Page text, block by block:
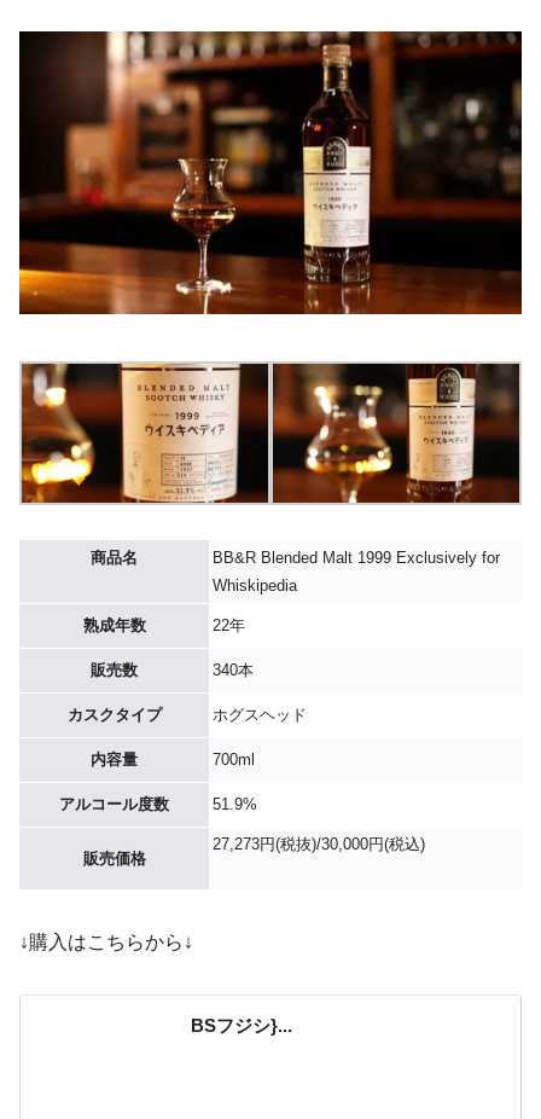
商品名
BB&R Blended Malt 1999 Exclusively for
Whiskipedia
熟成年数 22年
販売数 340本
カスクタイプ ホグスヘッド
内容量 700ml
アルコール度数 51.9%
販売価格
27,273円(税抜)/30,000円(税込)
↓購入はこちらから↓
BSフジシ}...